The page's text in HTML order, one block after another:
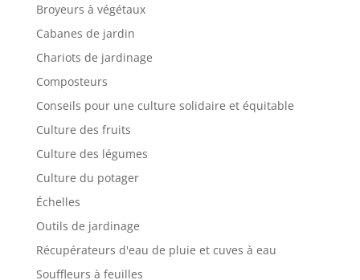
Broyeurs à végétaux
Cabanes de jardin
Chariots de jardinage
Composteurs
Conseils pour une culture solidaire et équitable
Culture des fruits
Culture des légumes
Culture du potager
Échelles
Outils de jardinage
Récupérateurs d'eau de pluie et cuves à eau
Souffleurs à feuilles